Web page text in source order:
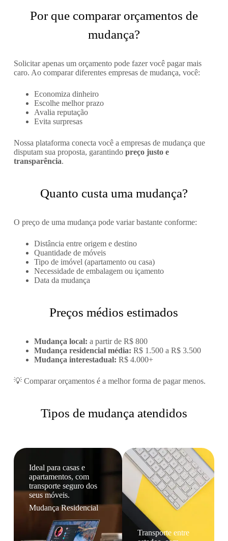
Por que comparar orçamentos de
mudança?
Solicitar apenas um orçamento pode fazer você pagar mais
caro. Ao comparar diferentes empresas de mudança, você:
Economiza dinheiro
Escolhe melhor prazo
Avalia reputação
Evita surpresas
Nossa plataforma conecta você a empresas de mudança que
disputam sua proposta, garantindo preço justo e
transparência.
Quanto custa uma mudança?
O preço de uma mudança pode variar bastante conforme:
Distância entre origem e destino
Quantidade de móveis
Tipo de imóvel (apartamento ou casa)
Necessidade de embalagem ou içamento
Data da mudança
Preços médios estimados
Mudança local: a partir de R$ 800
Mudança residencial média: R$ 1.500 a R$ 3.500
Mudança interestadual: R$ 4.000+
💡 Comparar orçamentos é a melhor forma de pagar menos.
Tipos de mudança atendidos
Ideal para casas e
apartamentos, com
transporte seguro dos
seus móveis.
Mudança Residencial
Transporte entre